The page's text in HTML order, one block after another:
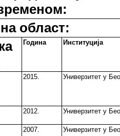
област:
Година Институција
2015. Универзитет у
2012. Универзитет у
2007. Универзитет у